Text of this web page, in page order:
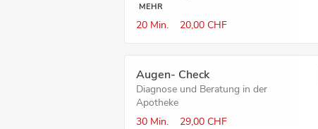
MEHR
20 Min. 20,00 CHF
Augen- Check
Diagnose und Beratung in der
Apotheke
30 Min.
29,00 CHF